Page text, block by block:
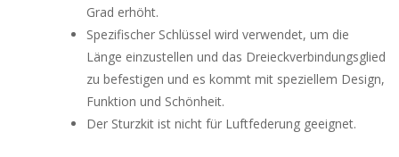
Grad erhöht.
Spezifischer Schlüssel wird verwendet, um die
Länge einzustellen und das Dreieckverbindungsglied
zu befestigen und es kommt mit speziellem Design,
Funktion und Schönheit.
Der Sturzkit ist nicht für Luftfederung geeignet.